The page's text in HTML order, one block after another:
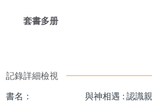
套書多册
記錄詳細檢視
書名：
與神相遇 : 認識